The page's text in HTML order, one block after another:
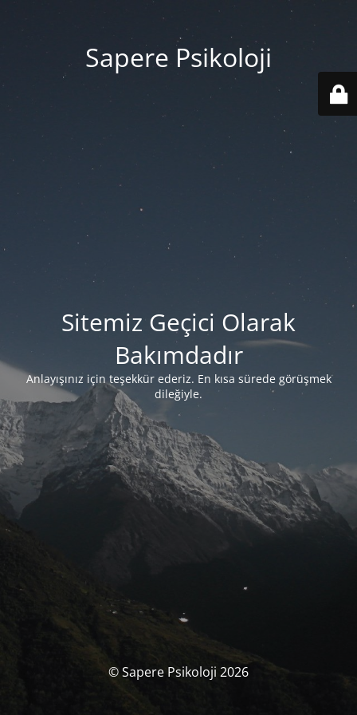
Sapere Psikoloji
Sitemiz Geçici Olarak
Bakımdadır
Anlayışınız için teşekkür ederiz. En kısa sürede görüşmek
dileğiyle.
© Sapere Psikoloji 2026